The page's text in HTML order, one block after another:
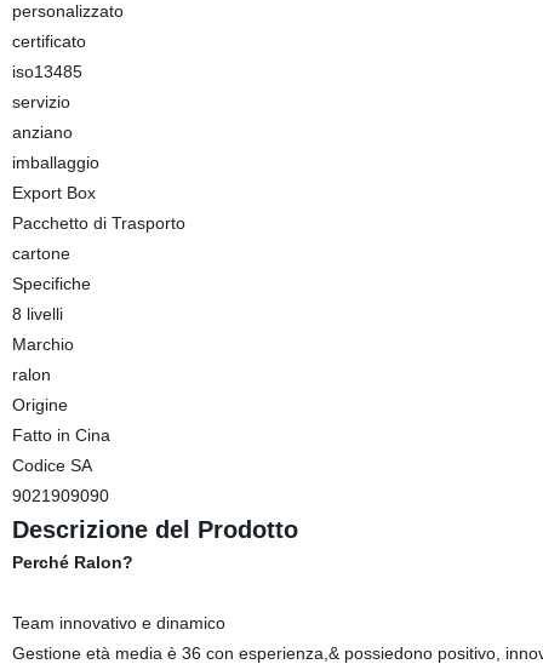
personalizzato
certificato
iso13485
servizio
anziano
imballaggio
Export Box
Pacchetto di Trasporto
cartone
Specifiche
8 livelli
Marchio
ralon
Origine
Fatto in Cina
Codice SA
9021909090
Descrizione del Prodotto
Perché Ralon?
Team innovativo e dinamico
Gestione età media è 36 con esperienza,& possiedono positivo,